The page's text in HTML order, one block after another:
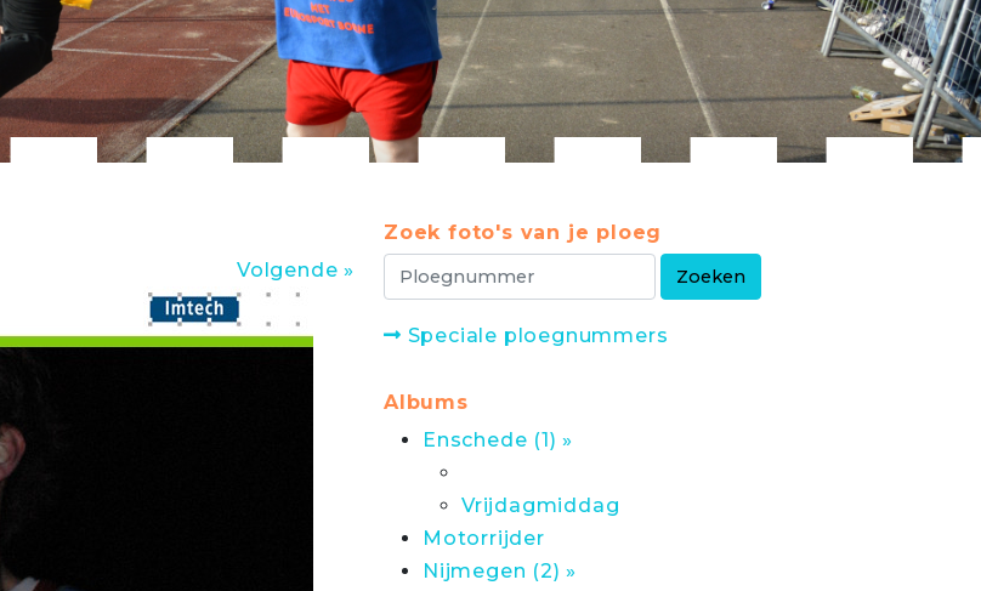
Volgende »
Zoek foto's van je ploeg
Speciale ploegnummers
Albums
Enschede (1) »
Vrijdagmiddag
Motorrijder
Nijmegen (2) »